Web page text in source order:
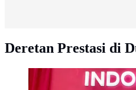
Deretan Prestasi di
Louise dan Lucretia